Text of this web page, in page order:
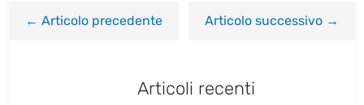
←Articolo precedente Articolo successivo→
Articoli recenti